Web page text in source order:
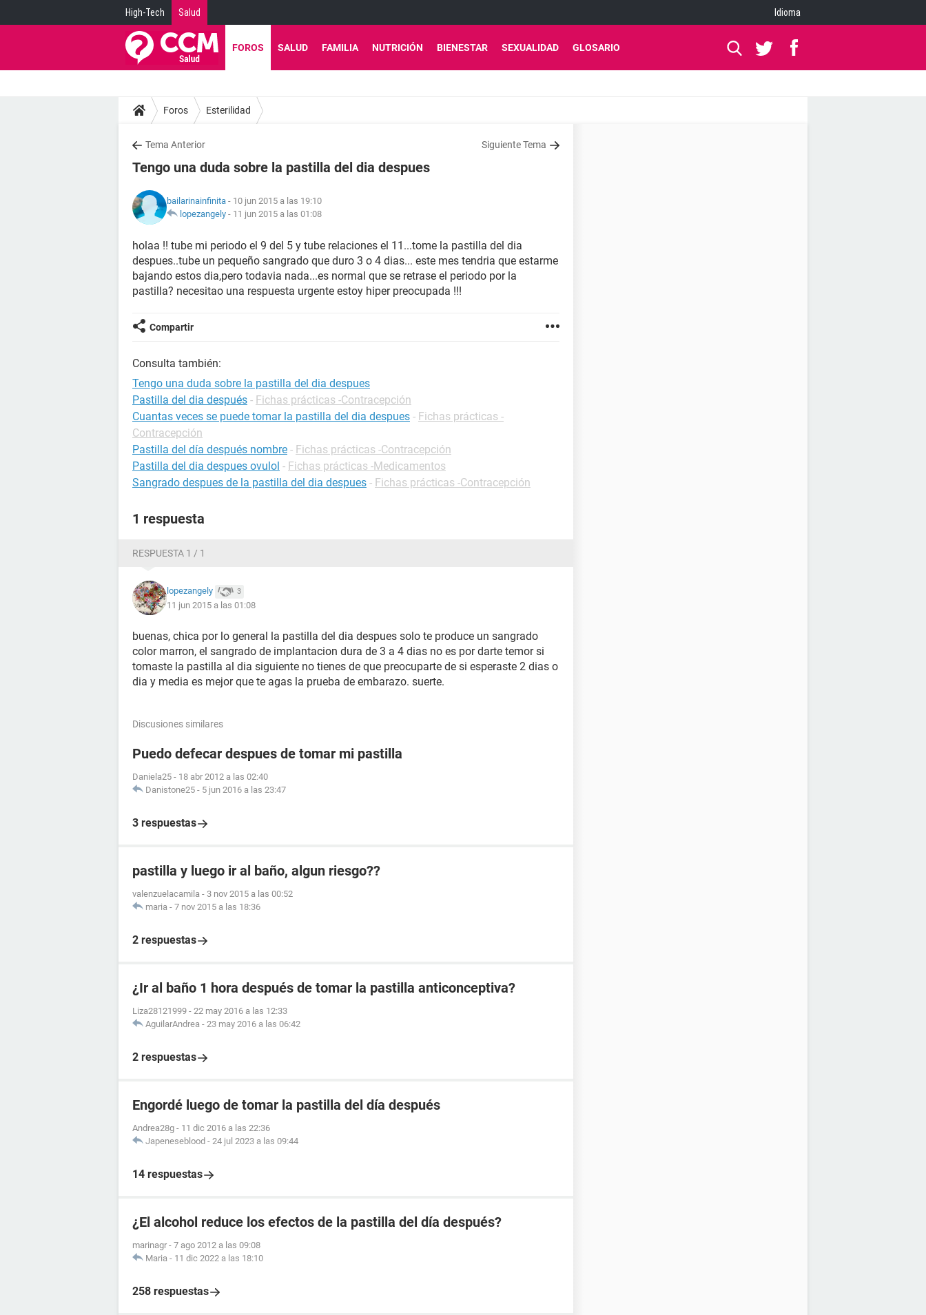
High-Tech Salud Idioma
FOROS SALUD FAMILIA NUTRICIÓN BIENESTAR SEXUALIDAD GLOSARIO
Foros Esterilidad
Tema Anterior Siguiente Tema
Tengo una duda sobre la pastilla del dia despues
bailarinainfinita - 10 jun 2015 a las 19:10
lopezangely - 11 jun 2015 a las 01:08
holaa !! tube mi periodo el 9 del 5 y tube relaciones el 11...tome la pastilla del dia
despues..tube un pequeño sangrado que duro 3 o 4 dias... este mes tendria que estarme
bajando estos dia,pero todavia nada...es normal que se retrase el periodo por la
pastilla? necesitao una respuesta urgente estoy hiper preocupada !!!
Compartir
Consulta también:
Tengo una duda sobre la pastilla del dia despues
Pastilla del dia después - Fichas prácticas -Contracepción
Cuantas veces se puede tomar la pastilla del dia despues - Fichas prácticas -
Contracepción
Pastilla del día después nombre - Fichas prácticas -Contracepción
Pastilla del dia despues ovulol - Fichas prácticas -Medicamentos
Sangrado despues de la pastilla del dia despues - Fichas prácticas -Contracepción
1 respuesta
RESPUESTA 1 / 1
lopezangely 3
11 jun 2015 a las 01:08
buenas, chica por lo general la pastilla del dia despues solo te produce un sangrado
color marron, el sangrado de implantacion dura de 3 a 4 dias no es por darte temor si
tomaste la pastilla al dia siguiente no tienes de que preocuparte de si esperaste 2 dias o
dia y media es mejor que te agas la prueba de embarazo. suerte.
Discusiones similares
Puedo defecar despues de tomar mi pastilla
Daniela25 - 18 abr 2012 a las 02:40
Danistone25 - 5 jun 2016 a las 23:47
3 respuestas
pastilla y luego ir al baño, algun riesgo??
valenzuelacamila - 3 nov 2015 a las 00:52
maria - 7 nov 2015 a las 18:36
2 respuestas
¿Ir al baño 1 hora después de tomar la pastilla anticonceptiva?
Liza28121999 - 22 may 2016 a las 12:33
AguilarAndrea - 23 may 2016 a las 06:42
2 respuestas
Engordé luego de tomar la pastilla del día después
Andrea28g - 11 dic 2016 a las 22:36
Japeneseblood - 24 jul 2023 a las 09:44
14 respuestas
¿El alcohol reduce los efectos de la pastilla del día después?
marinagr - 7 ago 2012 a las 09:08
Maria - 11 dic 2022 a las 18:10
258 respuestas